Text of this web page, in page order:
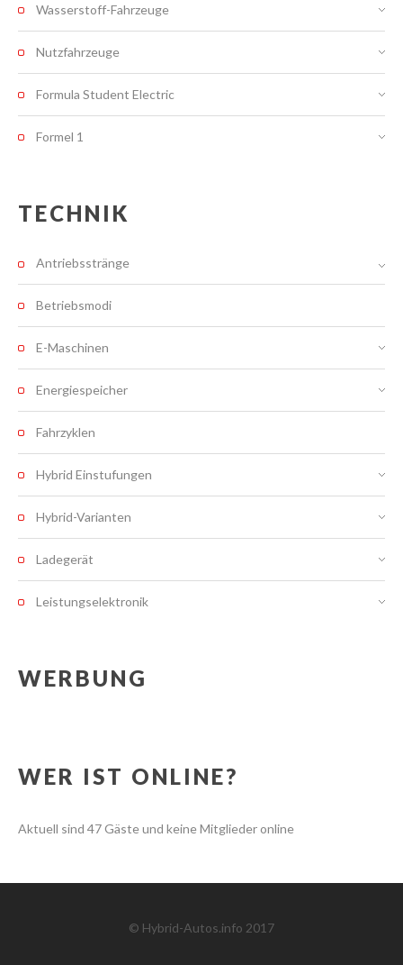
Wasserstoff-Fahrzeuge
Nutzfahrzeuge
Formula Student Electric
Formel 1
TECHNIK
Antriebsstränge
Betriebsmodi
E-Maschinen
Energiespeicher
Fahrzyklen
Hybrid Einstufungen
Hybrid-Varianten
Ladegerät
Leistungselektronik
WERBUNG
WER IST ONLINE?
Aktuell sind 47 Gäste und keine Mitglieder online
© Hybrid-Autos.info 2017